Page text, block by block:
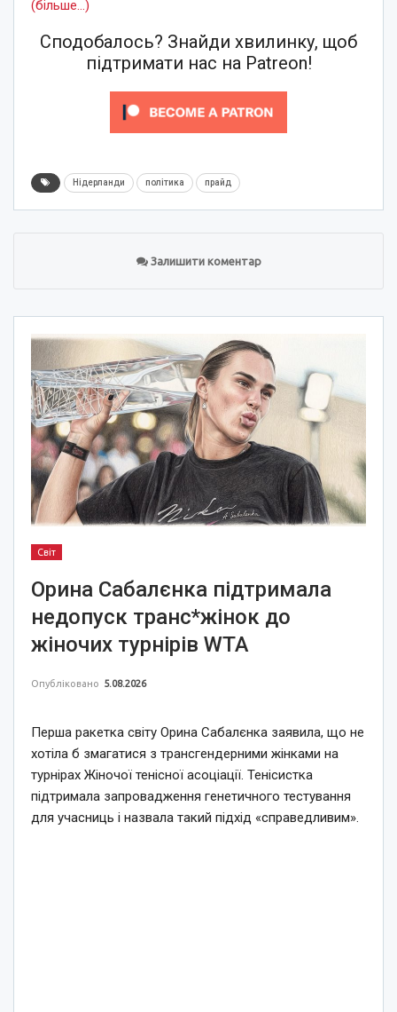
(більше…)
Сподобалось? Знайди хвилинку, щоб
підтримати нас на Patreon!
Нідерланди політика прайд
Залишити коментар
Світ
Орина Сабалєнка підтримала
недопуск транс*жінок до
жіночих турнірів WTA
Опубліковано 5.08.2026
Перша ракетка світу Орина Сабалєнка заявила, що не
хотіла б змагатися з трансгендерними жінками на
турнірах Жіночої тенісної асоціації. Тенісистка
підтримала запровадження генетичного тестування
для учасниць і назвала такий підхід «справедливим».